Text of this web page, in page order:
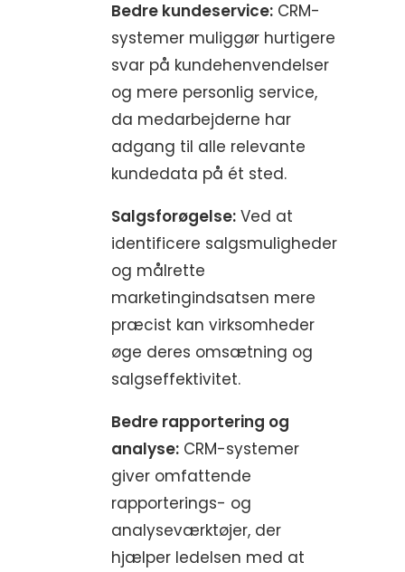
Bedre kundeservice: CRM-
systemer muliggør hurtigere
svar på kundehenvendelser
og mere personlig service,
da medarbejderne har
adgang til alle relevante
kundedata på ét sted.
Salgsforøgelse: Ved at
identificere salgsmuligheder
og målrette
marketingindsatsen mere
præcist kan virksomheder
øge deres omsætning og
salgseffektivitet.
Bedre rapportering og
analyse: CRM-systemer
giver omfattende
rapporterings- og
analyseværktøjer, der
hjælper ledelsen med at